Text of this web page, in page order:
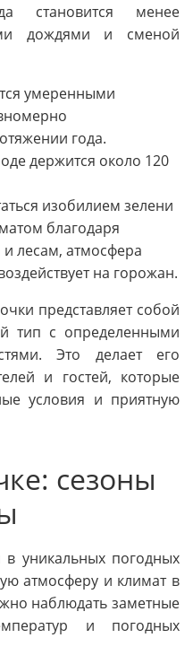
становится менее
дождями и сменой
умеренными
года.
держится около 120
изобилием зелени
благодаря
лесам, атмосфера
на горожан.
представляет собой
тип с определенными
Это делает его
и гостей, которые
условия и приятную
сезоны
уникальных погодных
атмосферу и климат в
наблюдать заметные
и погодных